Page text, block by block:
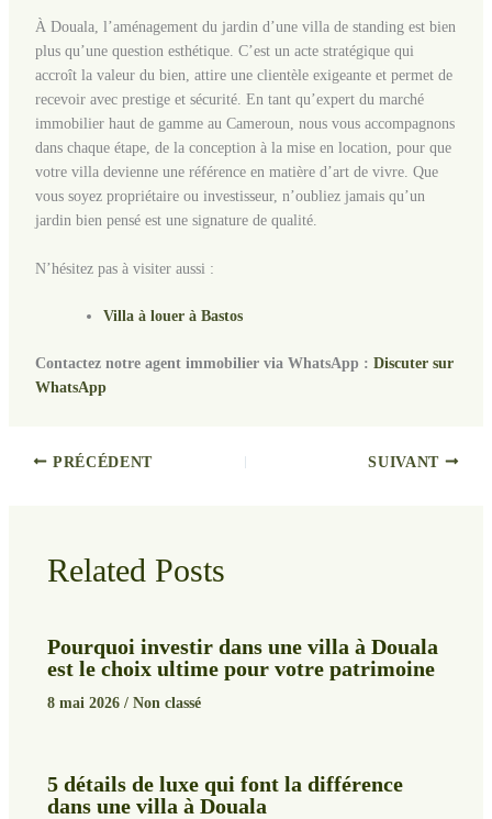
À Douala, l’aménagement du jardin d’une villa de standing est bien
plus qu’une question esthétique. C’est un acte stratégique qui
accroît la valeur du bien, attire une clientèle exigeante et permet de
recevoir avec prestige et sécurité. En tant qu’expert du marché
immobilier haut de gamme au Cameroun, nous vous accompagnons
dans chaque étape, de la conception à la mise en location, pour que
votre villa devienne une référence en matière d’art de vivre. Que
vous soyez propriétaire ou investisseur, n’oubliez jamais qu’un
jardin bien pensé est une signature de qualité.
N’hésitez pas à visiter aussi :
Villa à louer à Bastos
Contactez notre agent immobilier via WhatsApp : Discuter sur
WhatsApp
PRÉCÉDENT SUIVANT
Related Posts
Pourquoi investir dans une villa à Douala
est le choix ultime pour votre patrimoine
8 mai 2026 / Non classé
5 détails de luxe qui font la différence
dans une villa à Douala